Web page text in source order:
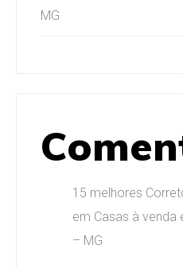
MG
15 melhores
em Casas à venda
– MG